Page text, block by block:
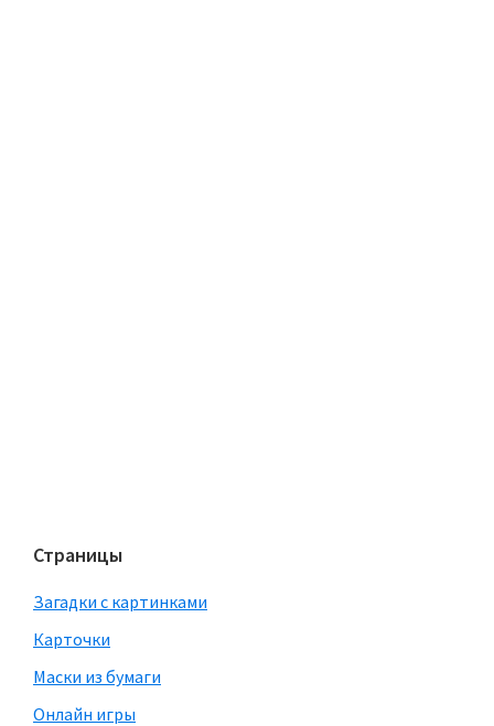
Страницы
Загадки с картинками
Карточки
Маски из бумаги
Онлайн игры